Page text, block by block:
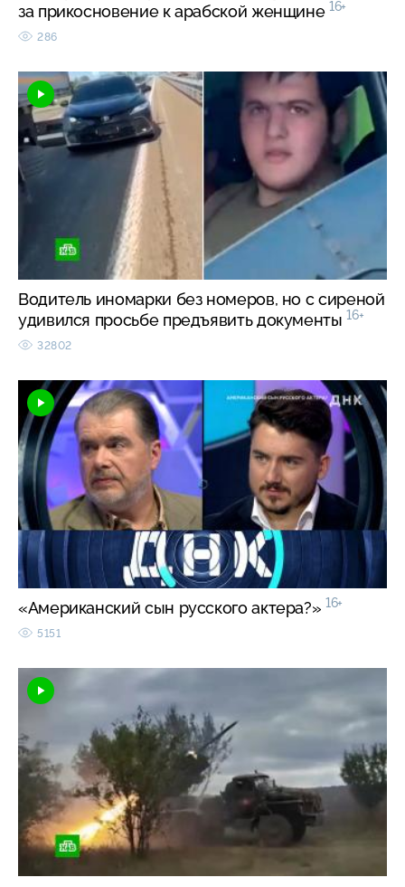
за прикосновение к арабской женщине 16+
286
Водитель иномарки без номеров, но с сиреной
удивился просьбе предъявить документы 16+
32802
«Американский сын русского актера?» 16+
5151